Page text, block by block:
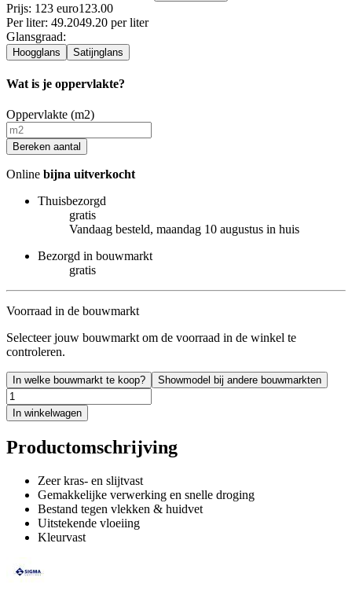
Prijs: 123 euro123.00
Per liter: 49.2049.20 per liter
Glansgraad:
Hoogglans Satijnglans
Wat is je oppervlakte?
Oppervlakte (m2)
Bereken aantal
Online bijna uitverkocht
Thuisbezorgd
gratis
Vandaag besteld, maandag 10 augustus in huis
Bezorgd in bouwmarkt
gratis
Voorraad in de bouwmarkt
Selecteer jouw bouwmarkt om de voorraad in de winkel te
controleren.
In welke bouwmarkt te koop? Showmodel bij andere bouwmarkten
In winkelwagen
Productomschrijving
Zeer kras- en slijtvast
Gemakkelijke verwerking en snelle droging
Bestand tegen vlekken & huidvet
Uitstekende vloeiing
Kleurvast